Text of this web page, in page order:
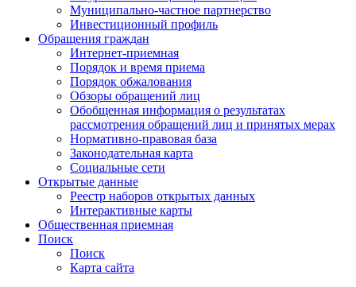
Муниципально-частное партнерство
Инвестиционный профиль
Обращения граждан
Интернет-приемная
Порядок и время приема
Порядок обжалования
Обзоры обращений лиц
Обобщенная информация о результатах
рассмотрения обращений лиц и принятых мерах
Нормативно-правовая база
Законодательная карта
Социальные сети
Открытые данные
Реестр наборов открытых данных
Интерактивные карты
Общественная приемная
Поиск
Поиск
Карта сайта